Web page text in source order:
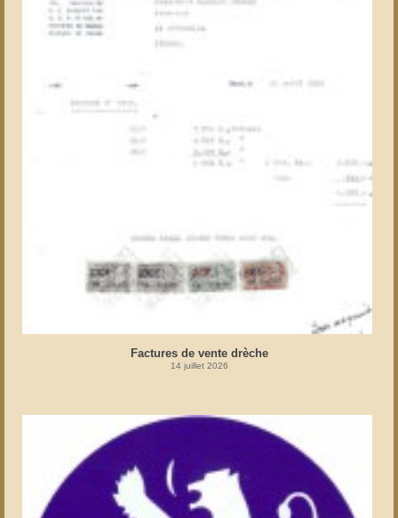
Factures de vente drèche
14 juillet 2026